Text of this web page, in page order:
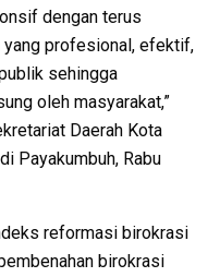
dengan terus
profesional, efektif,
sehingga
oleh masyarakat,”
Daerah Kota
Payakumbuh, Rabu
reformasi birokrasi
birokrasi